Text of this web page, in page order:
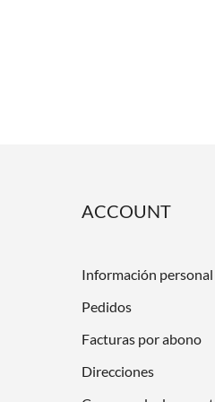
ACCOUNT
Información personal
Pedidos
Facturas por abono
Direcciones